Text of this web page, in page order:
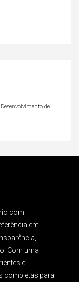
Desenvolvimento de
com
em
Com uma
e
completas para